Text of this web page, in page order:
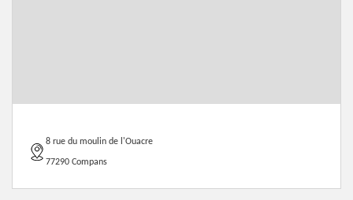
8 rue du moulin de l'Ouacre
77290 Compans